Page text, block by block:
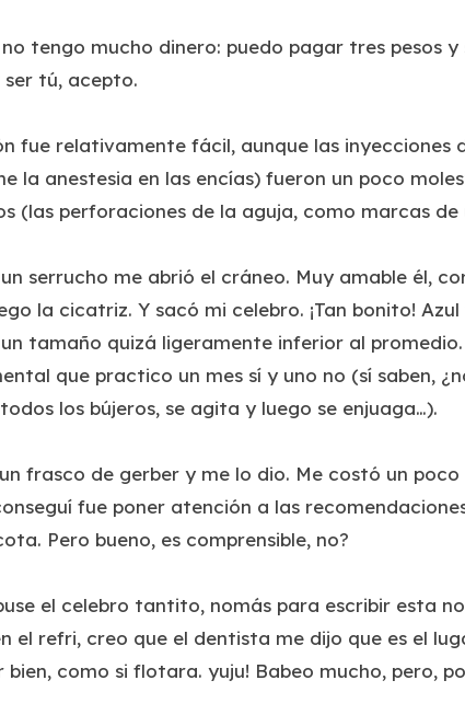
tengo mucho dinero: puedo pagar tres pesos
ser tú, acepto.
fue relativamente fácil, aunque las inyecciones
la anestesia en las encías) fueron un poco
(las perforaciones de la aguja, como marcas de
serrucho me abrió el cráneo. Muy amable él,
la cicatriz. Y sacó mi celebro. ¡Tan bonito!
tamaño quizá ligeramente inferior al
que practico un mes sí y uno no (sí saben,
los bújeros, se agita y luego se enjuaga…).
frasco de gerber y me lo dio. Me costó un
fue poner atención a las
Pero bueno, es comprensible, no?
el celebro tantito, nomás para escribir esta
el refri, creo que el dentista me dijo que es el
bien, como si flotara. yuju! Babeo mucho, pero,